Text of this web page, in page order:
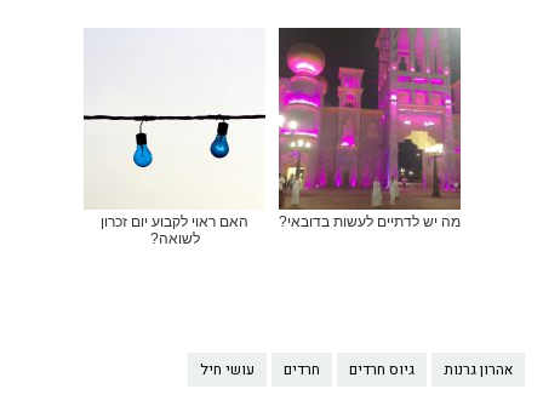
מה יש לדתיים לעשות בדובאי?
האם ראוי לקבוע יום זכרון
לשואה?
אהרון גרנות גיוס חרדים חרדים עושי חיל